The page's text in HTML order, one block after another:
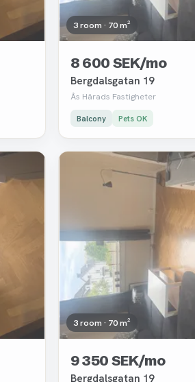
3 room · 70 m²
8 600 SEK/mo
Bergdalsgatan 19
Ås Härads Fastigheter
Balcony Pets OK
3 room · 70 m²
9 350 SEK/mo
Bergdalsgatan 19